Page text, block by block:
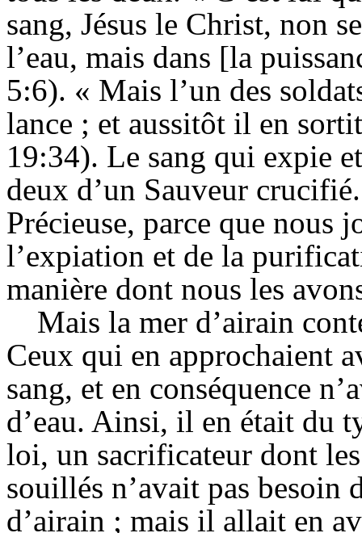
sang, Jésus le Christ, non
l’eau, mais dans [la
5:6). « Mais l’un des
lance ; et aussitôt il en
19:34). Le sang qui expie
deux d’un Sauveur
Précieuse, parce que nous
l’expiation et de la
manière dont nous les
Mais la mer d’airain
Ceux qui en approchaient
sang, et en conséquence
d’eau. Ainsi, il en était du
loi, un sacrificateur dont
souillés n’avait pas besoin
d’airain ; mais il allait en